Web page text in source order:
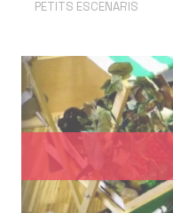
PETITS ESCENARIS